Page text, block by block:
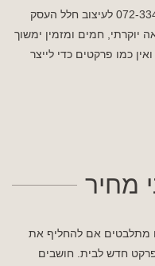
פרקטים! לייעוץ חינם חייגו עכשיו: 072-3340-710 לעיצוב חלל העסק
חמים ומזמין ימשוך
כמו פרקטים כדי לייצר
מחיר
מתלבטים אם להחליף את
חדש לבית. חושבים